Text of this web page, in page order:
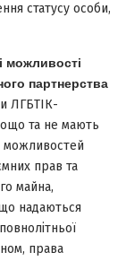
статусу особи,
можливості
партнерства
ЛГБТІК-
та не мають
можливостей
прав та
майна,
надаються
права